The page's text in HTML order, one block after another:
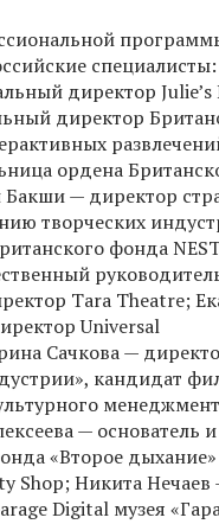
директор
директор
ордена
— директор
творческих
фонда
Tara Theatre;
Universal
Сачкова —
кандидат
— основатель и
«Второе
Shop; Никита Нечаев
Digital музея